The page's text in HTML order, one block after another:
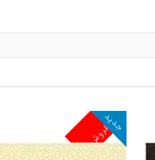
پرفروش
جدید